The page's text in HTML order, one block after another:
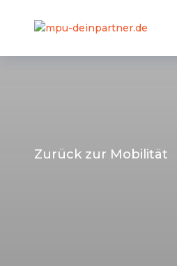
Zurück zur Mobilität